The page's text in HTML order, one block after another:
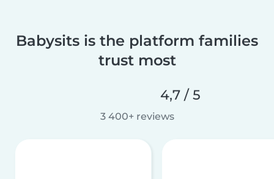
Babysits is the platform families
trust most
4,7 / 5
3 400+ reviews